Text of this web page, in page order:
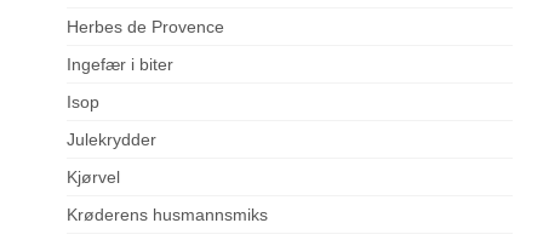
Herbes de Provence
Ingefær i biter
Isop
Julekrydder
Kjørvel
Krøderens husmannsmiks